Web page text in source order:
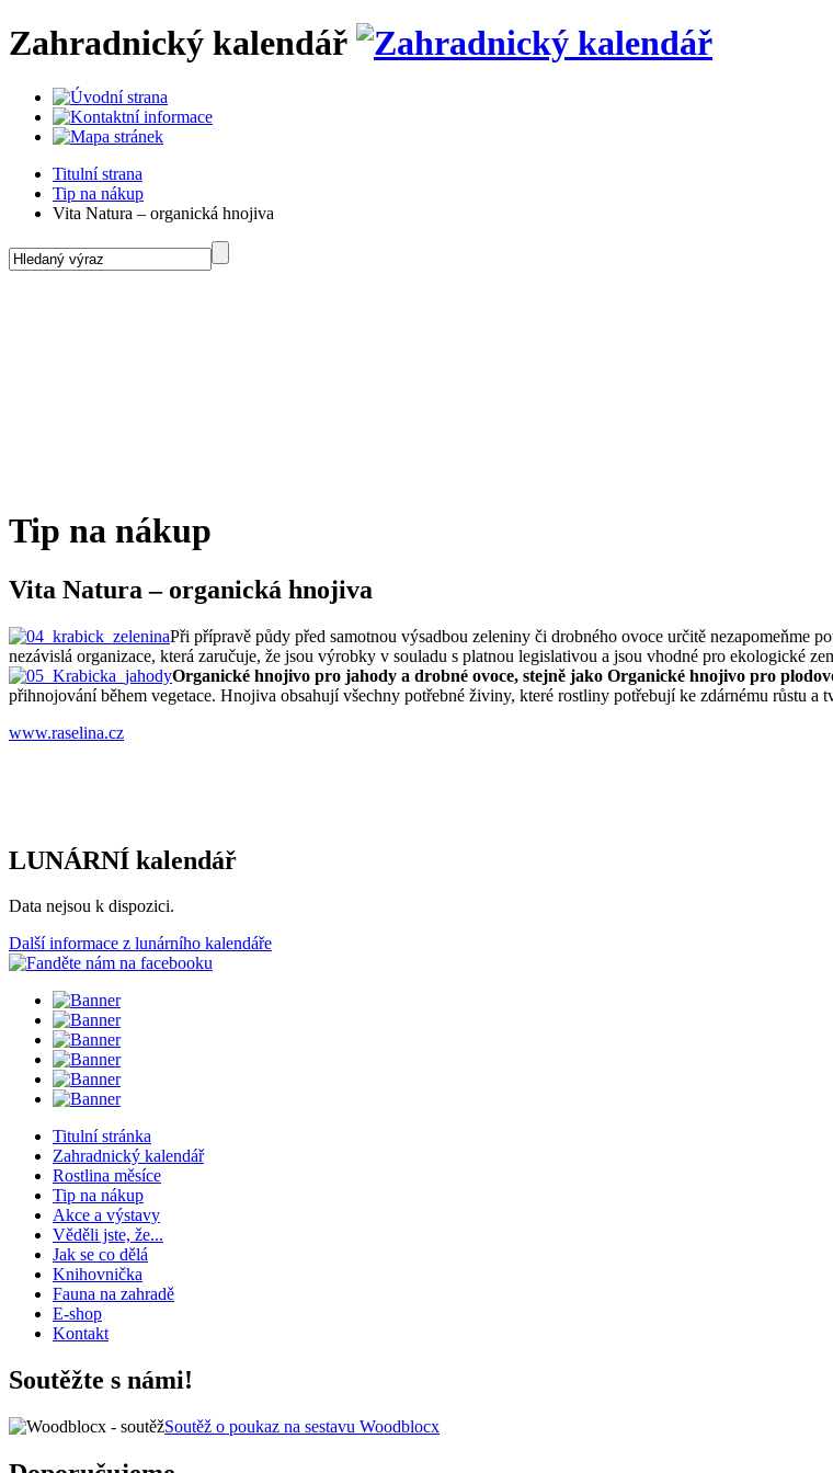
Zahradnický kalendář
Titulní strana
Tip na nákup
Vita Natura – organická hnojiva
Tip na nákup
Vita Natura – organická hnojiva
Při přípravě půdy před samotnou výsadbou zeleniny či drobného ovoce určitě nezapomeňme
nezávislá organizace, která zaručuje, že jsou výrobky v souladu s platnou legislativou a jsou vhodné pro ekologické
Organické hnojivo pro jahody a drobné ovoce, stejně jako Organické hnojivo pro
přihnojování během vegetace. Hnojiva obsahují všechny potřebné živiny, které rostliny potřebují ke zdárnému růstu a
www.raselina.cz
LUNÁRNÍ kalendář
Data nejsou k dispozici.
Další informace z lunárního kalendáře
Titulní stránka
Zahradnický kalendář
Rostlina měsíce
Tip na nákup
Akce a výstavy
Věděli jste, že...
Jak se co dělá
Knihovnička
Fauna na zahradě
E-shop
Kontakt
Soutěžte s námi!
Soutěž o poukaz na sestavu Woodblocx